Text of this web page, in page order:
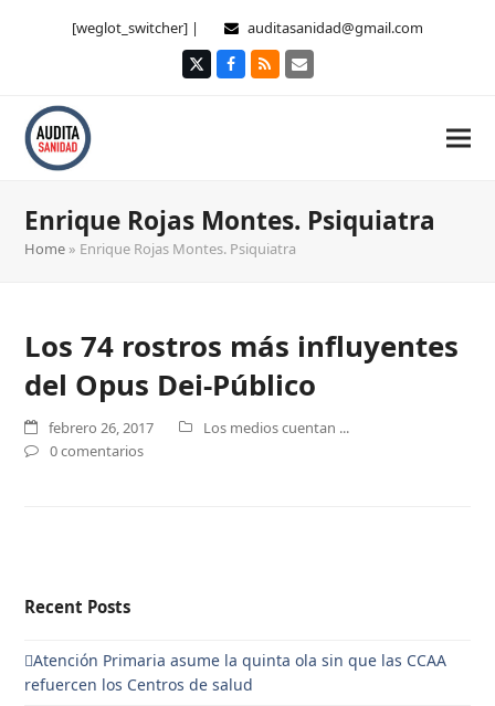
[weglot_switcher] | auditasanidad@gmail.com
TwitterFacebook
RSS Correo
Enrique Rojas Montes. Psiquiatra
Home » Enrique Rojas Montes. Psiquiatra
Los 74 rostros más influyentes
del Opus Dei-Público
febrero 26, 2017
Los medios cuentan ...
0 comentarios
Recent Posts
Atención Primaria asume la quinta ola sin que las CCAA
refuercen los Centros de salud